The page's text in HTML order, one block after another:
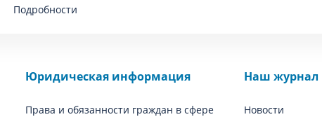
Подробности
Юридическая информация
Права и обязанности граждан в сфере
Наш журнал
Новости